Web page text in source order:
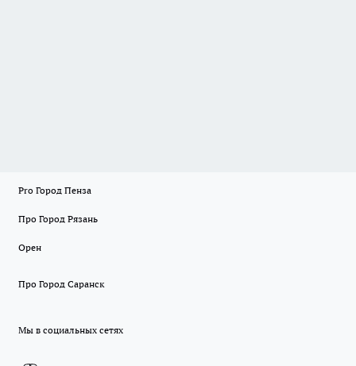
Pro Город Пенза
Про Город Рязань
Орен
Про Город Саранск
Мы в социальных сетях